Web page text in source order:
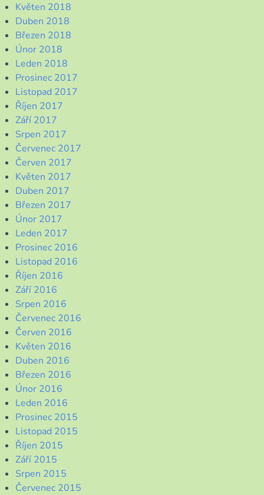
Květen 2018
Duben 2018
Březen 2018
Únor 2018
Leden 2018
Prosinec 2017
Listopad 2017
Říjen 2017
Září 2017
Srpen 2017
Červenec 2017
Červen 2017
Květen 2017
Duben 2017
Březen 2017
Únor 2017
Leden 2017
Prosinec 2016
Listopad 2016
Říjen 2016
Září 2016
Srpen 2016
Červenec 2016
Červen 2016
Květen 2016
Duben 2016
Březen 2016
Únor 2016
Leden 2016
Prosinec 2015
Listopad 2015
Říjen 2015
Září 2015
Srpen 2015
Červenec 2015